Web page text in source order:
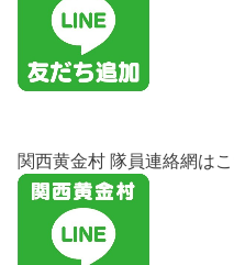
関西黄金村 隊員連絡網は